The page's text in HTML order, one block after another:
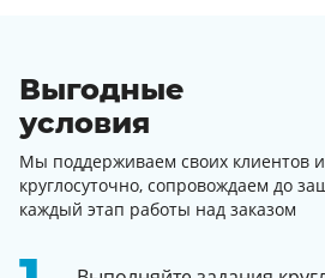
Выгодные
условия
Мы поддерживаем своих клиентов
круглосуточно, сопровождаем до
каждый этап работы над заказом